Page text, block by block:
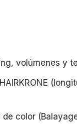
volúmenes y
color